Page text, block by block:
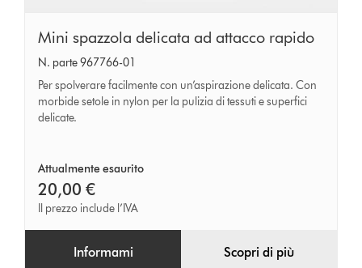
Mini
spazzola
delicata
ad
attacco
Mini spazzola delicata ad attacco rapido
N. parte 967766-01
Per spolverare facilmente con un’aspirazione delicata. Con
morbide setole in nylon per la pulizia di tessuti e superfici
delicate.
Attualmente esaurito
20,00 €
Il prezzo include l’IVA
Informami Scopri di più